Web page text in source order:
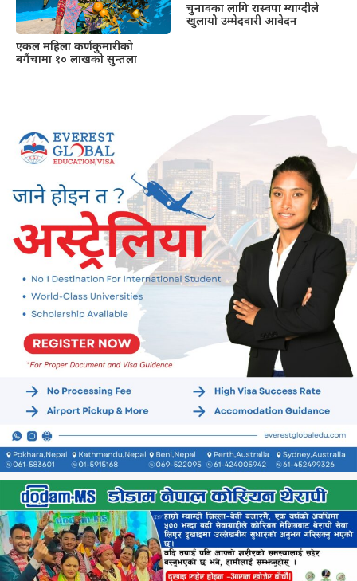
एकल महिला कर्णकुमारीको
बगैंचामा १० लाखको सुन्तला
चुनावका लागि रास्वपा म्याग्दीले
खुलायो उम्मेदवारी आवेदन